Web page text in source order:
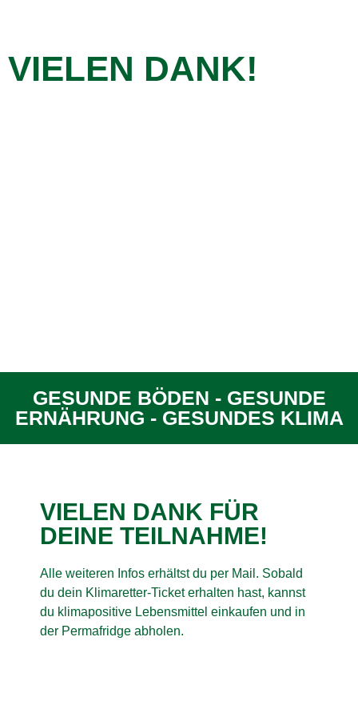
VIELEN DANK!
GESUNDE BÖDEN - GESUNDE
ERNÄHRUNG - GESUNDES KLIMA
VIELEN DANK FÜR
DEINE TEILNAHME!
Alle weiteren Infos erhältst du per Mail. Sobald
du dein Klimaretter-Ticket erhalten hast, kannst
du klimapositive Lebensmittel einkaufen und in
der Permafridge abholen.